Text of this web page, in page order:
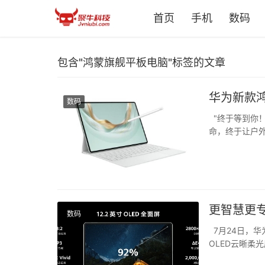
首页 手机 数码
包含"鸿蒙旗舰平板电脑"标签的文章
数码 华为新款
"终于等到你
命，终于让户
数码 更智慧更
7月24日，华
OLED云晰柔